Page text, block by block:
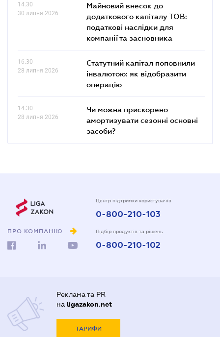
14.30
30 липня 2026
Майновий внесок до
додаткового капіталу ТОВ:
податкові наслідки для
компанії та засновника
16.30
28 липня 2026
Статутний капітал поповнили
інвалютою: як відобразити
операцію
14.30
28 липня 2026
Чи можна прискорено
амортизувати сезонні основні
засоби?
ПРО КОМПАНІЮ
Центр підтримки користувачів
0-800-210-103
Підбір продуктів та рішень
0-800-210-102
Реклама та PR
на ligazakon.net
ТАРИФИ